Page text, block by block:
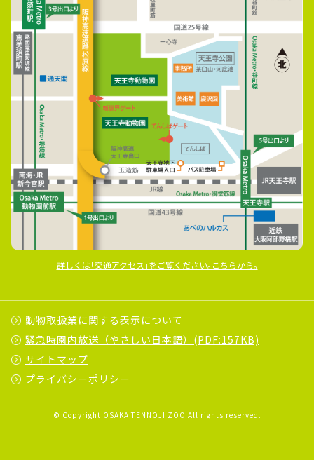
詳しくは｢交通アクセス｣をご覧ください｡こちらから｡
動物取扱業に関する表示について
緊急時園内放送（やさしい日本語）(PDF:157KB)
サイトマップ
プライバシーポリシー
© Copyright OSAKA TENNOJI ZOO All rights reserved.